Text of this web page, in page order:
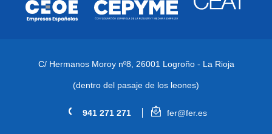
C/ Hermanos Moroy nº8, 26001 Logroño - La Rioja
(dentro del pasaje de los leones)
941 271 271 fer@fer.es